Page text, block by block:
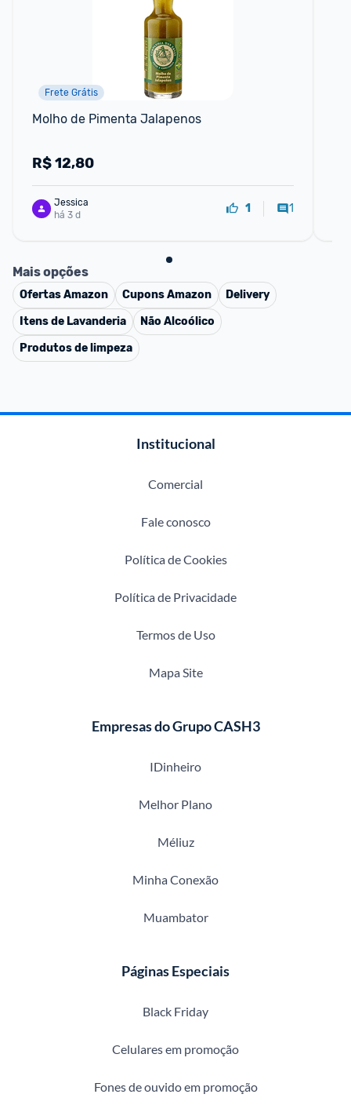
Frete Grátis
Molho de Pimenta Jalapenos
R$12,80
Jessica
há 3 d
1 1
Mais opções
OfertasAmazon CuponsAmazon
Delivery
Itens de Lavanderia
Não Alcoólico
Produtos de limpeza
Institucional
Comercial
Fale conosco
Política de Cookies
Política de Privacidade
Termos de Uso
Mapa Site
Empresas do Grupo CASH3
IDinheiro
Melhor Plano
Méliuz
Minha Conexão
Muambator
Páginas Especiais
Black Friday
Celulares em promoção
Fones de ouvido em promoção